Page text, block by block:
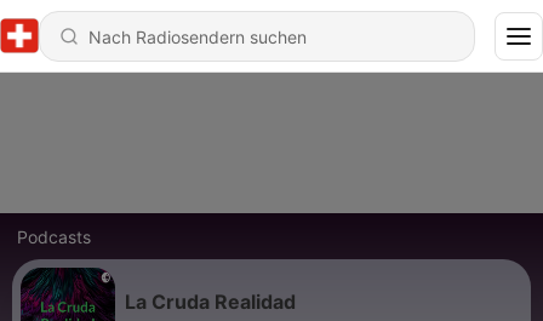
Podcasts
La Cruda Realidad